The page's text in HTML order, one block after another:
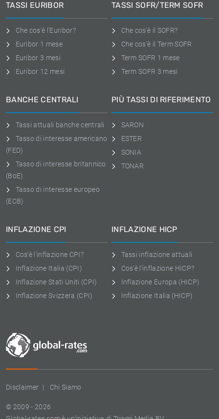
Disclaimer Chi Siamo
© 2009 - 2026
TASSI EURIBOR
Che cos'è l'Euribor?
Euribor 1 mese
Euribor 3 mesi
Euribor 12 mesi
TASSI SOFR/TERM SOFR
Che cos'è il SOFR?
Che cos'è il Term SOFR
Term SOFR 1 mese
Term SOFR 3 mesi
BANCHE CENTRALI
Tassi attuali banche centrali
Tasso di interesse americano
(FED)
Tasso di interesse britannico
(BoE)
Tasso di interesse europeo
(ECB)
PIÙ TASSI DI RIFERIMENTO
SARON
ESTER
SONIA
TONAR
INFLAZIONE CPI
Cos'è l'inflazione CPI?
Inflazione Italia (CPI)
Inflazione Stati Uniti (CPI)
Inflazione Svizzera (CPI)
INFLAZIONE HICP
Tassi inflazione attuali
Cos'è l'inflazione HICP?
Inflazione Europa (HICP)
Inflazione Italia (HICP)